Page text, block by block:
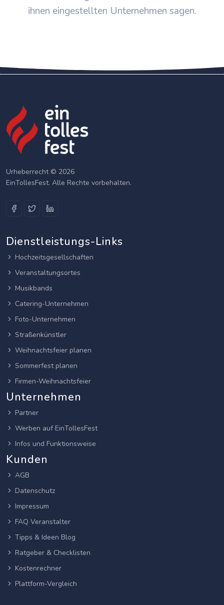
ihnen eingestellten Unternehmen sagen.
Urheberrecht © 2026
EinTollesFest. Alle Rechte vorbehalten.
Dienstleistungs-Links
Hochzeitsgesellschaften
Veranstaltungsortes
Musikbands
Catering-Unternehmen
Foto-Unternehmen
Straßenkünstler
Weihnachtsfeier planen
Sommerfest planen
Firmen-Weihnachtsfeier
Unternehmen
Partner
Werben auf EinTollesFest
Infos und Funktionsweise
Kunden
AGB
Datenschutz
Impressum
FAQ Veranstalter
Tipps & Ideen Blog
Ratgeber & Checklisten
Kostenrechner
Plattform-Vergleich